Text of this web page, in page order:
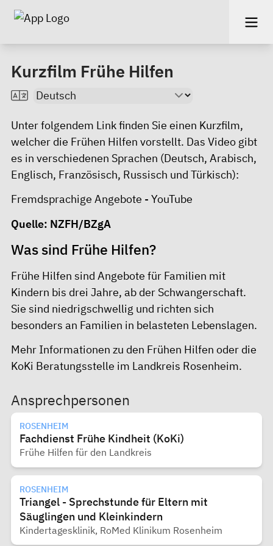
Kurzfilm Frühe Hilfen
Unter folgendem Link finden Sie einen Kurzfilm,
welcher die Frühen Hilfen vorstellt. Das Video gibt
es in verschiedenen Sprachen (Deutsch, Arabisch,
Englisch, Französisch, Russisch und Türkisch):
Fremdsprachige Angebote - YouTube
Quelle: NZFH/BZgA
Was sind Frühe Hilfen?
Frühe Hilfen sind Angebote für Familien mit
Kindern bis drei Jahre, ab der Schwangerschaft.
Sie sind niedrigschwellig und richten sich
besonders an Familien in belasteten Lebenslagen.
Mehr Informationen zu den Frühen Hilfen oder die
KoKi Beratungsstelle im Landkreis Rosenheim.
Ansprechpersonen
ROSENHEIM
Fachdienst Frühe Kindheit (KoKi)
Frühe Hilfen für den Landkreis
ROSENHEIM
Triangel - Sprechstunde für Eltern mit
Säuglingen und Kleinkindern
Kindertagesklinik, RoMed Klinikum Rosenheim